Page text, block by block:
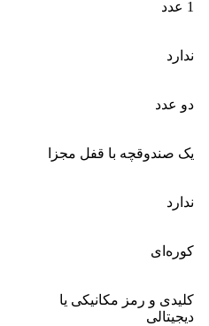
1 عدد
ندارد
دو عدد
یک صندوقچه با قفل مجزا
ندارد
کوره‌ای
کلیدی و رمز مکانیکی یا
دیجیتالی